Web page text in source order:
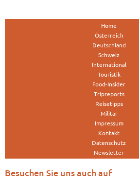
Home
Österreich
Deutschland
Schweiz
International
Touristik
Food-Insider
Tripreports
Reisetipps
Militär
Impressum
Kontakt
Datenschutz
Newsletter
Besuchen Sie uns auch auf